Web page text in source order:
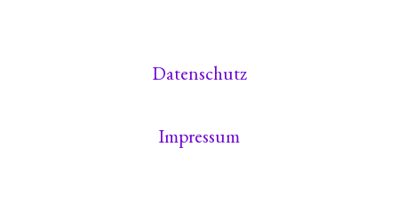
Datenschutz
Impressum